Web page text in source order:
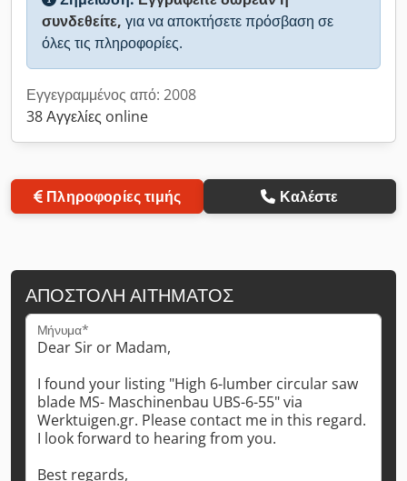
συνδεθείτε, για να αποκτήσετε πρόσβαση σε
όλες τις πληροφορίες.
Εγγεγραμμένος από: 2008
38 Αγγελίες online
Πληροφορίες τιμής Καλέστε
ΑΠΟΣΤΟΛΉ ΑΙΤΉΜΑΤΟΣ
Μήνυμα*